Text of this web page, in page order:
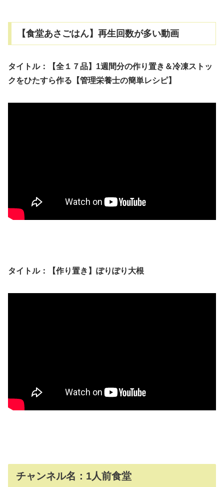
【食堂あさごはん】再生回数が多い動画
タイトル：【全１７品】1週間分の作り置き＆冷凍ストッ
クをひたすら作る【管理栄養士の簡単レシピ】
タイトル：【作り置き】ぽりぽり大根
チャンネル名：1人前食堂